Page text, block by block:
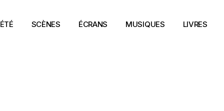
SCÈNES ÉCRANS MUSIQUES LIVRES